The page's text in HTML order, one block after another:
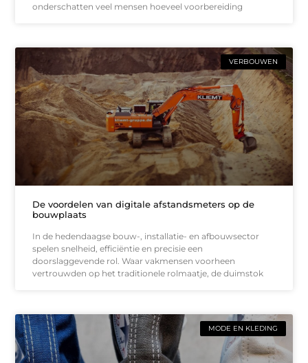
onderschatten veel mensen hoeveel voorbereiding
VERBOUWEN
De voordelen van digitale afstandsmeters op de
bouwplaats
In de hedendaagse bouw-, installatie- en afbouwsector
spelen snelheid, efficiëntie en precisie een
doorslaggevende rol. Waar vakmensen voorheen
vertrouwden op het traditionele rolmaatje, de duimstok
MODE EN KLEDING